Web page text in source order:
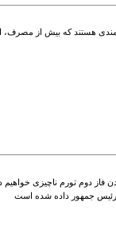
هستند که بیش از مصرف،
فاز دوم تورم ناچیزی
جمهور داده شده است